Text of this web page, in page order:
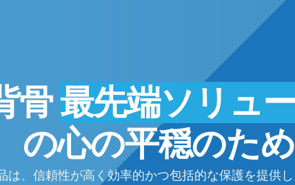
骨最先端ソリュ
の心の平穏のた
は、信頼性が高く効率的かつ包括的な保護を提供し